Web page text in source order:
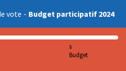
vote - Budget participatif 2024
5
Budget